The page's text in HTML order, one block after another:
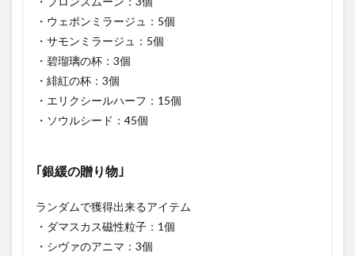
・ウェポンミラージュ：5個
・サモンミラージュ：5個
・碧瑠璃の杯：3個
・緋紅の杯：3個
・エリクシールハーフ：15個
・ソウルシード：45個
｢銀緩の贈り物｣
ランダムで獲得出来るアイテム
・ダマスカス磁性粒子：1個
・シヴァのアニマ：3個